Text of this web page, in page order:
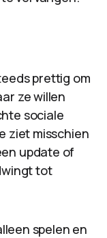
prettig om
ze willen
sociale
ziet misschien
update of
tot
spelen en